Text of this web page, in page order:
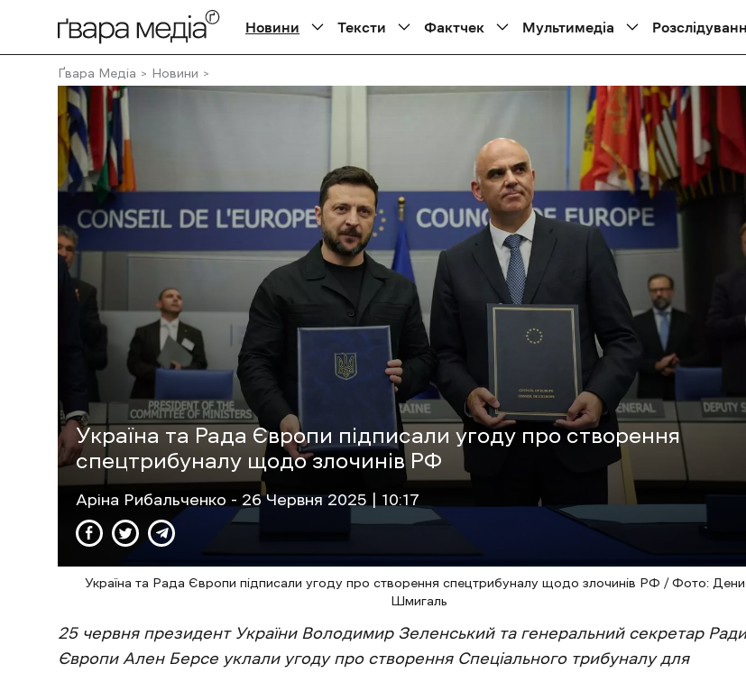
Новини Тексти Фактчек Мультимедіа
Ґвара Медіа Новини
Україна та Рада Європи підписали угоду про створення
спецтрибуналу щодо злочинів РФ
Аріна Рибальченко - 26 Червня 2025 | 10:17
Україна та Рада Європи підписали угоду про створення спецтрибуналу щодо злочинів РФ / Фото:
Шмигаль
25 червня президент України Володимир Зеленський та генеральний секретар Ради
Європи Ален Берсе уклали угоду про створення Спеціального трибуналу для